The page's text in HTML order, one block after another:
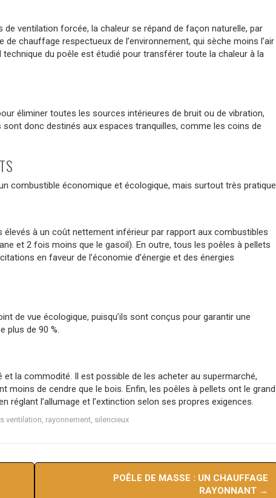
ventilation forcée, la chaleur se répand de façon naturelle, par
chauffage respectueux de l’environnement, qui sèche moins l’air
du poêle est étudié pour transférer toute la chaleur à la
éliminer toutes les sources intérieures de bruit ou de vibration,
donc destinés aux espaces tranquilles, comme les coins de
combustible économique et écologique, mais surtout très pratique.
à un coût nettement inférieur par rapport aux combustibles
et 2 fois moins que le gasoil). En outre, tous les poêles à pellets
en faveur de l’économie d’énergie et des énergies
de vue écologique, puisqu’ils sont conçus pour garantir une
plus de 90 %.
la commodité. Il est possible de les acheter au supermarché,
moins de cendre que le bois. Enfin, les poêles à pellets ont le grand
l’allumage et l’extinction selon ses propres exigences.
ventilation rayonnement, silencieux
POÊLE DE MASSE : UN CHAUFFAGE
RAYONNANT →